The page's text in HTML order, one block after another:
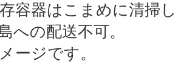
容器はこまめに清掃
への配送不可。
ージです。